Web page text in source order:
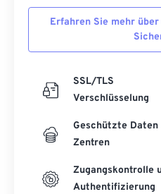
Erfahren Sie mehr
SSL/TLS
Verschlüsselung
Geschützte Daten
Zentren
Zugangskontrolle
Authentifizierung